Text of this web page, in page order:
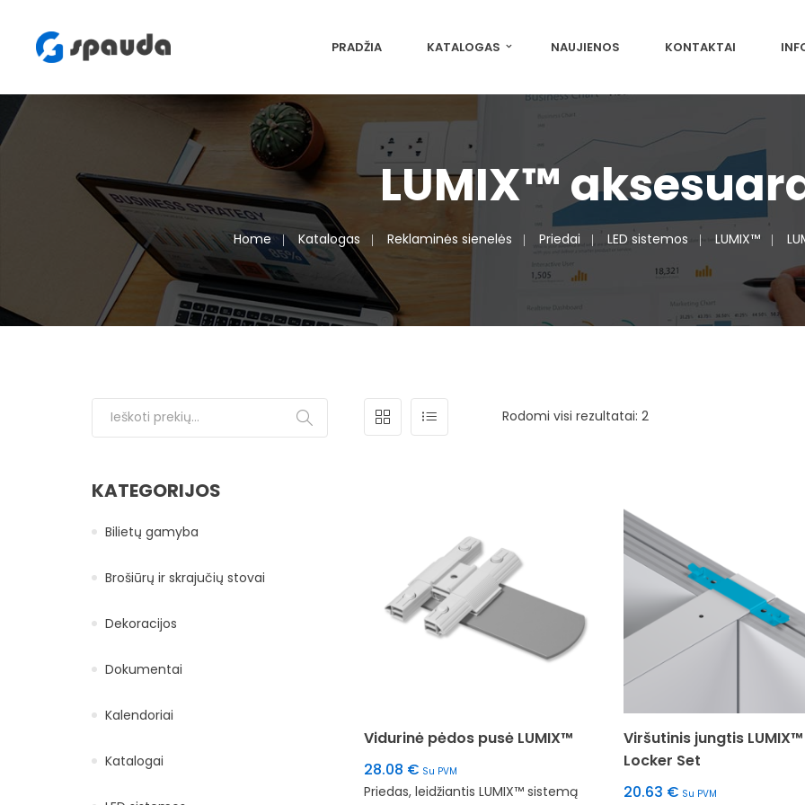
PRADŽIA KATALOGAS NAUJIENOS KONTAKTAI
LUMIX™
Home Katalogas Reklaminės sienelės Priedai LED sistemos LUMIX™
Rodomi visi rezultatai: 2
Vidurinė pėdos pusė LUMIX™
28.08 € Su PVM
Priedas, leidžiantis LUMIX™ sistemą
Viršutinis jungtis
Locker Set
20.63 € Su PVM
Ieškoti:
KATEGORIJOS
Bilietų gamyba
Brošiūrų ir skrajučių stovai
Dekoracijos
Dokumentai
Kalendoriai
Katalogai